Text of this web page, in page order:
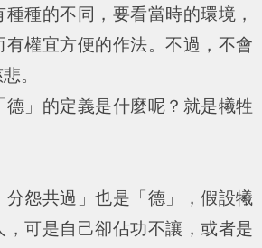
種的不同，要看當時的環境，
有權宜方便的作法。不過，不會
。
德」的定義是什麼呢？就是犧牲
怨共過」也是「德」，假設犧
，可是自己卻佔功不讓，或者是